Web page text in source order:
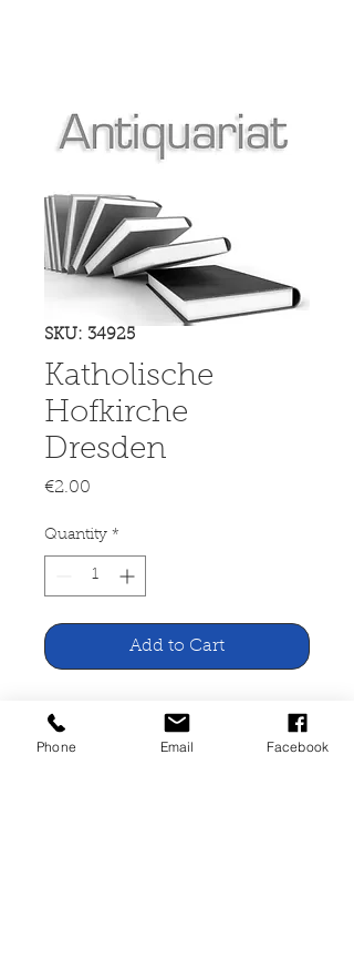
SKU: 34925
Katholische
Hofkirche
Dresden
€2.00
Quantity *
Add to Cart
Phone Email Facebook